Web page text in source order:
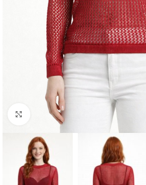
Büyütmek için tıklayın